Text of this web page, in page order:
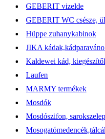
GEBERIT vizelde
GEBERIT WC csésze,
Hüppe zuhanykabinok
JIKA
Kaldewei kád,
Laufen
MARMY termékek
Mosdók
Mosdószifon,